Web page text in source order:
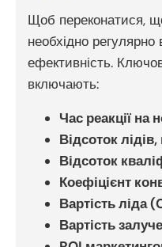
Щоб переконатися,
необхідно регулярно
ефективність.
включають:
Час реакції на
Відсоток
Відсоток
Коефіцієнт
Вартість ліда
Вартість